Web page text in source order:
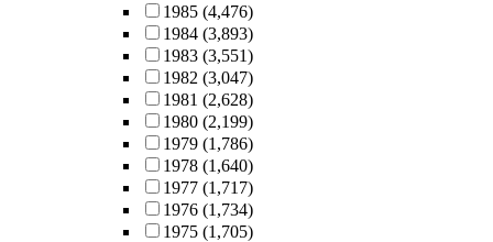
1985 (4,476)
1984 (3,893)
1983 (3,551)
1982 (3,047)
1981 (2,628)
1980 (2,199)
1979 (1,786)
1978 (1,640)
1977 (1,717)
1976 (1,734)
1975 (1,705)